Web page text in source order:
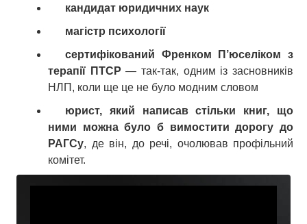
кандидат юридичних наук
магістр психології
сертифікований Френком П’юселіком з
терапії ПТСР — так-так, одним із засновників
НЛП, коли ще це не було модним словом
юрист, який написав стільки книг, що
ними можна було б вимостити дорогу до
РАГСу, де він, до речі, очолював профільний
комітет.